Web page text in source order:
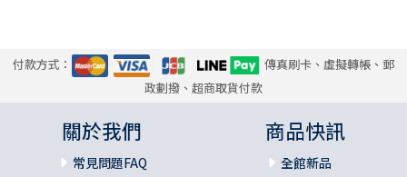
付款方式：
傳真刷卡、虛擬轉帳、郵
政劃撥、超商取貨付款
關於我們
常見問題FAQ
商品快訊
全館新品